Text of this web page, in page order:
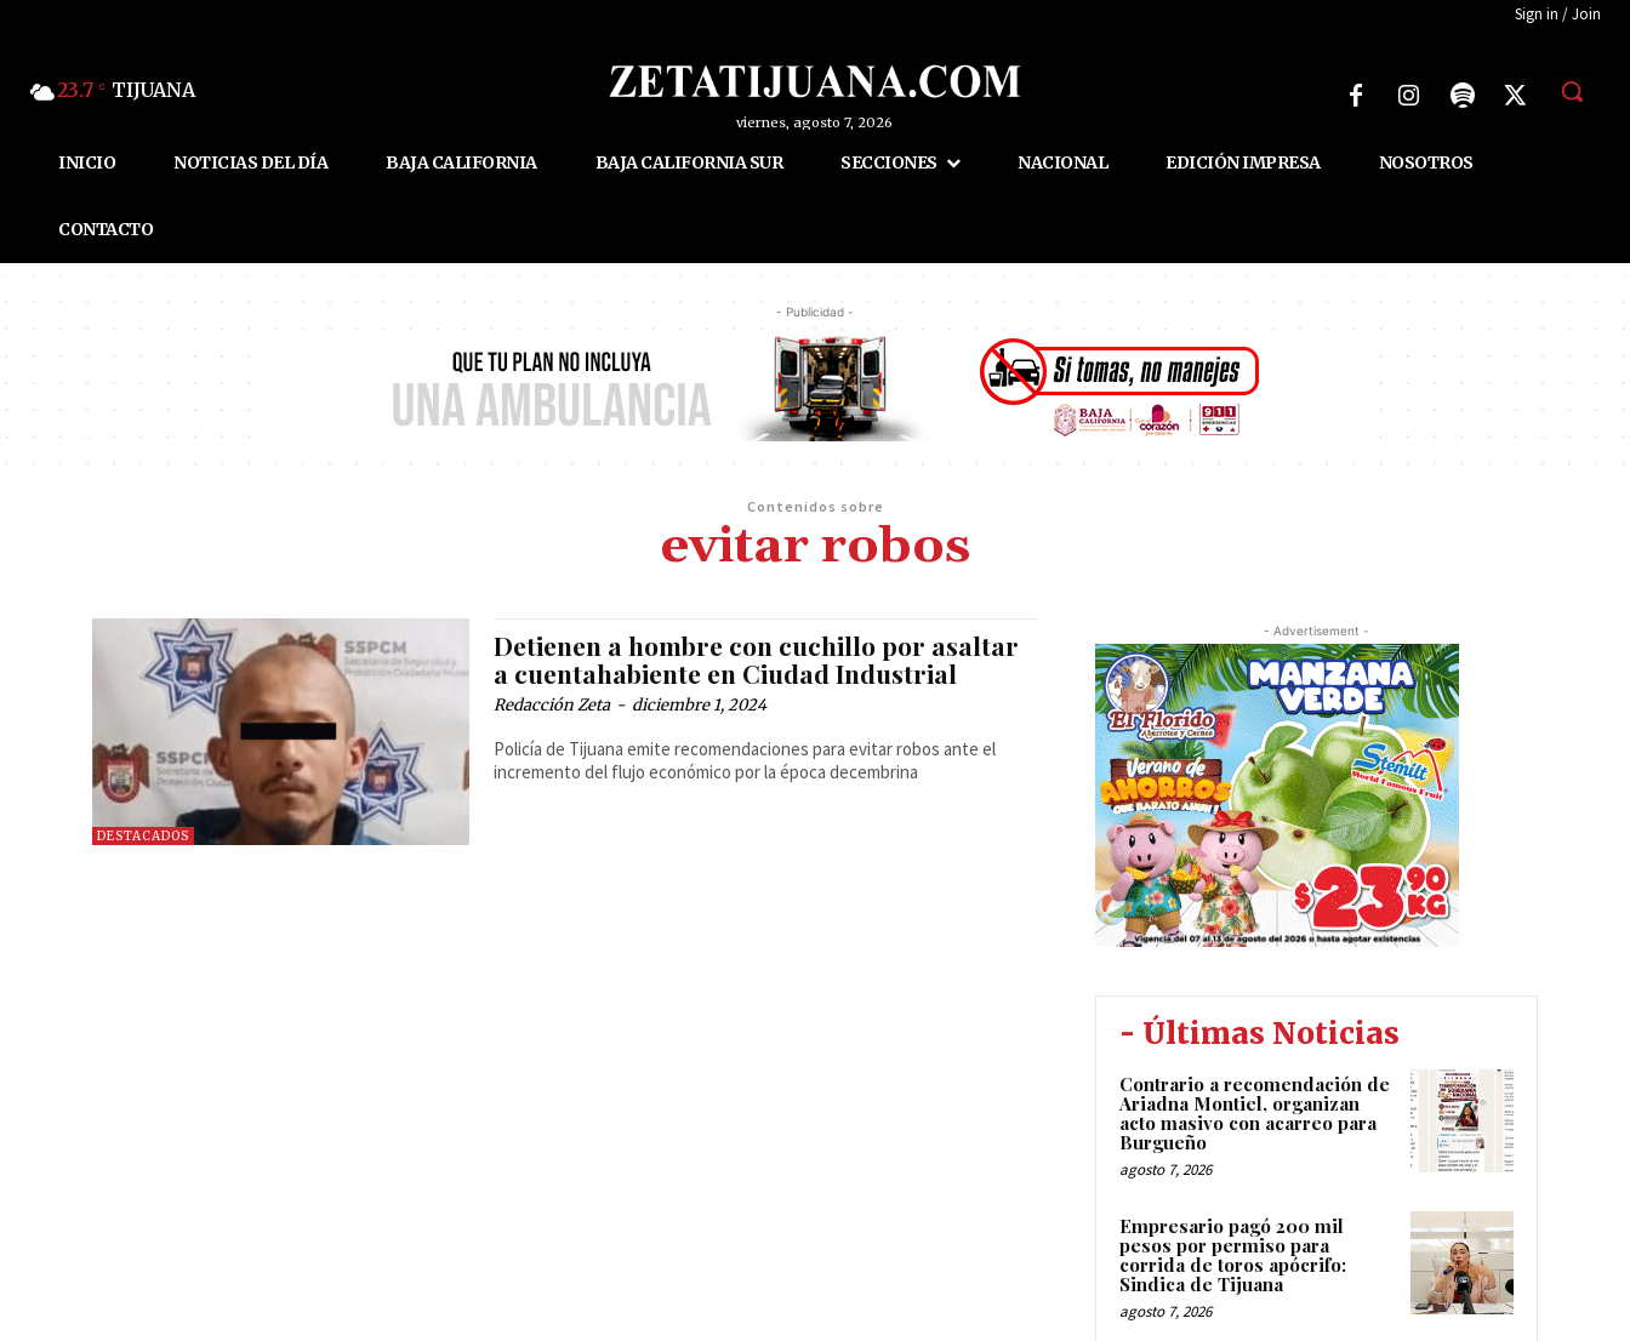
Sign in / Join
23.7 C TIJUANA
viernes, agosto 7, 2026
INICIO NOTICIAS DEL DÍA BAJA CALIFORNIA BAJA CALIFORNIA SUR SECCIONES NACIONAL EDICIÓN IMPRESA NOSOTROS
CONTACTO
- Publicidad -
Contenidos sobre
evitar robos
DESTACADOS
Detienen a hombre con cuchillo por asaltar
a cuentahabiente en Ciudad Industrial
Redacción Zeta - diciembre 1, 2024
Policía de Tijuana emite recomendaciones para evitar robos ante el
incremento del flujo económico por la época decembrina
- Advertisement -
- Últimas Noticias
Contrario a recomendación de
Ariadna Montiel, organizan
acto masivo con acarreo para
Burgueño
agosto 7, 2026
Empresario pagó 200 mil
pesos por permiso para
corrida de toros apócrifo:
Sindica de Tijuana
agosto 7, 2026